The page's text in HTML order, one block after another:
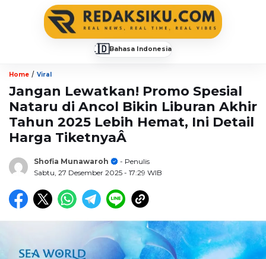
🇮🇩Bahasa Indonesia
Home / Viral
Jangan Lewatkan! Promo Spesial
Nataru di Ancol Bikin Liburan Akhir
Tahun 2025 Lebih Hemat, Ini Detail
Harga TiketnyaÂ
Shofia Munawaroh
- Penulis
Sabtu, 27 Desember 2025 - 17:29 WIB